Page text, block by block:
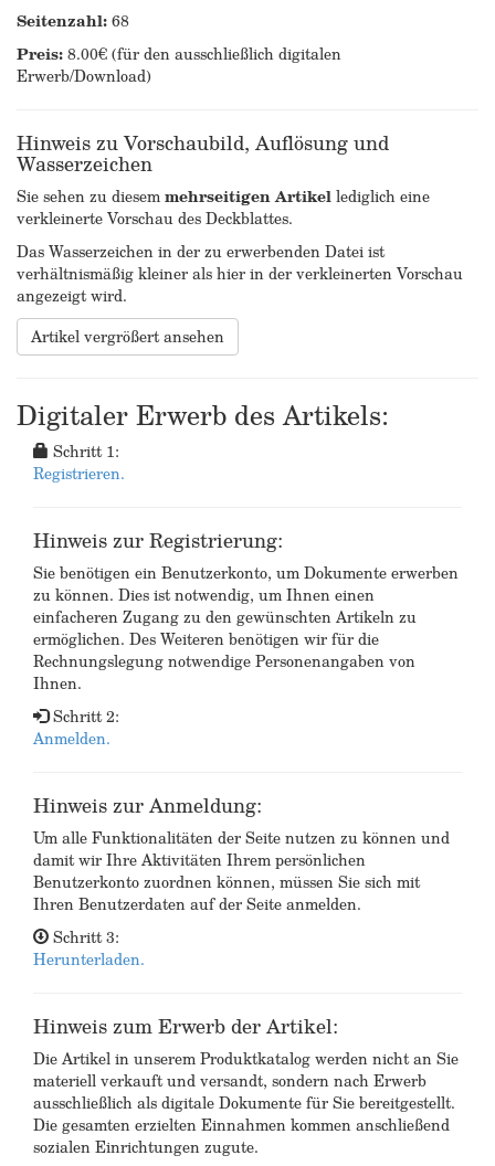
Seitenzahl:68
Preis:8.00€ (für den ausschließlich digitalen
Erwerb/Download)
Hinweis zu Vorschaubild, Auflösung und
Wasserzeichen
Sie sehen zu diesemmehrseitigen Artikellediglich eine
verkleinerte Vorschau des Deckblattes.
Das Wasserzeichen in der zu erwerbenden Datei ist
verhältnismäßig kleiner als hier in der verkleinerten Vorschau
angezeigt wird.
Artikel vergrößert ansehen
Digitaler Erwerb des Artikels:
Schritt 1:
Registrieren.
Hinweis zur Registrierung:
Sie benötigen ein Benutzerkonto, um Dokumente erwerben
zu können. Dies ist notwendig, um Ihnen einen
einfacheren Zugang zu den gewünschten Artikeln zu
ermöglichen. Des Weiteren benötigen wir für die
Rechnungslegung notwendige Personenangaben von
Ihnen.
Schritt 2:
Anmelden.
Hinweis zur Anmeldung:
Um alle Funktionalitäten der Seite nutzen zu können und
damit wir Ihre Aktivitäten Ihrem persönlichen
Benutzerkonto zuordnen können, müssen Sie sich mit
Ihren Benutzerdaten auf der Seite anmelden.
Schritt 3:
Herunterladen.
Hinweis zum Erwerb der Artikel:
Die Artikel in unserem Produktkatalog werden nicht an Sie
materiell verkauft und versandt, sondern nach Erwerb
ausschließlich als digitale Dokumente für Sie bereitgestellt.
Die gesamten erzielten Einnahmen kommen anschließend
sozialen Einrichtungen zugute.